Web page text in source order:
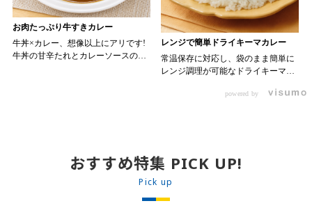
お肉たっぷり牛すきカレー
牛丼×カレー、想像以上にアリです!
牛丼の甘辛たれとカレーソースのス
丼の素を中央にのせます。 3. 手前
からカレーソースをかけ、サラダを
盛りつけます。 ※牛丼の素のたれを
レンジで簡単ドライキーマカレー
常温保存に対応し、袋のまま簡単に
レンジ調理が可能なドライキーマカ
オリジナルメニューにアレンジも可
powered by
おすすめ特集 PICK UP!
Pick up